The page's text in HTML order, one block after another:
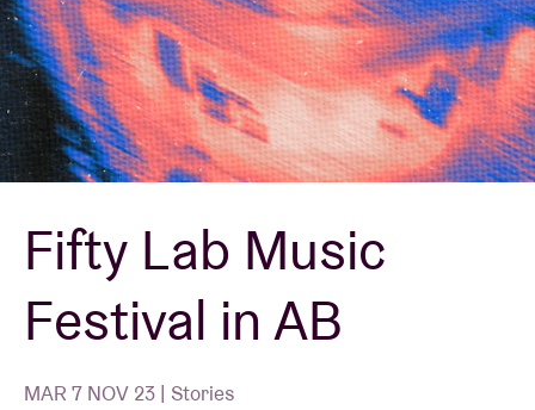
AB ❤ you
Location de salles
BRDCST
ABtv
Chèque-concert
Fifty Lab Music
Festival in AB
MAR 7 NOV 23 | Stories